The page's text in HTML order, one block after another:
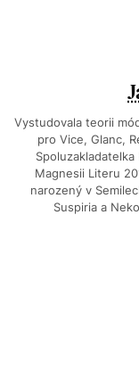
Vystudovala teorii
pro Vice, Glanc,
Magnesii Literu
narozený v
Suspiria a